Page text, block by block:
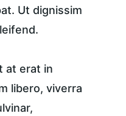
Ut dignissim
at erat in
libero, viverra